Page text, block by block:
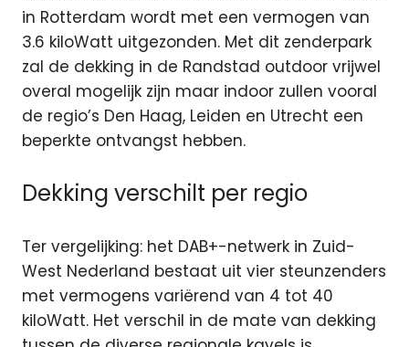
in Rotterdam wordt met een vermogen van
3.6 kiloWatt uitgezonden. Met dit zenderpark
zal de dekking in de Randstad outdoor vrijwel
overal mogelijk zijn maar indoor zullen vooral
de regio’s Den Haag, Leiden en Utrecht een
beperkte ontvangst hebben.
Dekking verschilt per regio
Ter vergelijking: het DAB+-netwerk in Zuid-
West Nederland bestaat uit vier steunzenders
met vermogens variërend van 4 tot 40
kiloWatt. Het verschil in de mate van dekking